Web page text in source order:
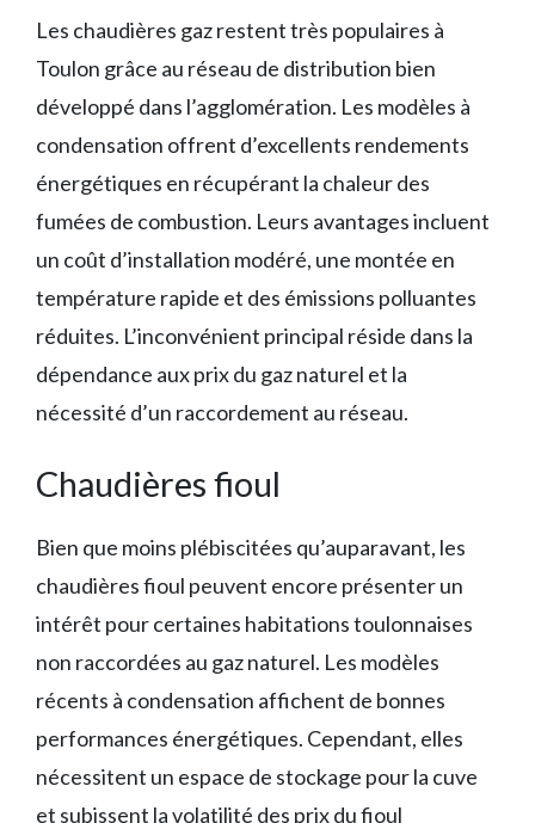
Les chaudières gaz restent très populaires à
Toulon grâce au réseau de distribution bien
développé dans l’agglomération. Les modèles à
condensation offrent d’excellents rendements
énergétiques en récupérant la chaleur des
fumées de combustion. Leurs avantages incluent
un coût d’installation modéré, une montée en
température rapide et des émissions polluantes
réduites. L’inconvénient principal réside dans la
dépendance aux prix du gaz naturel et la
nécessité d’un raccordement au réseau.
Chaudières fioul
Bien que moins plébiscitées qu’auparavant, les
chaudières fioul peuvent encore présenter un
intérêt pour certaines habitations toulonnaises
non raccordées au gaz naturel. Les modèles
récents à condensation affichent de bonnes
performances énergétiques. Cependant, elles
nécessitent un espace de stockage pour la cuve
et subissent la volatilité des prix du fioul